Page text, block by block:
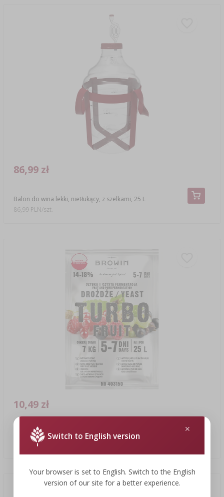
Balon do wina lekki, nietłukący, z szelkami, 25 L
86,99 zł
86,99 PLN/szt.
Drożdże winiarskie Turbo Fruit 5-7 dni
10,49 zł
262,25 PLN/kg
Switch to English version
Your browser is set to English. Switch to the English
version of our site for a better experience.